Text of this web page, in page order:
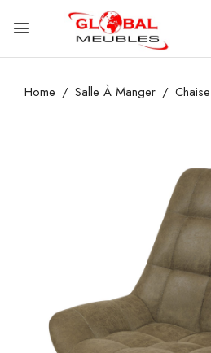
Home Salle À Manger Chaise